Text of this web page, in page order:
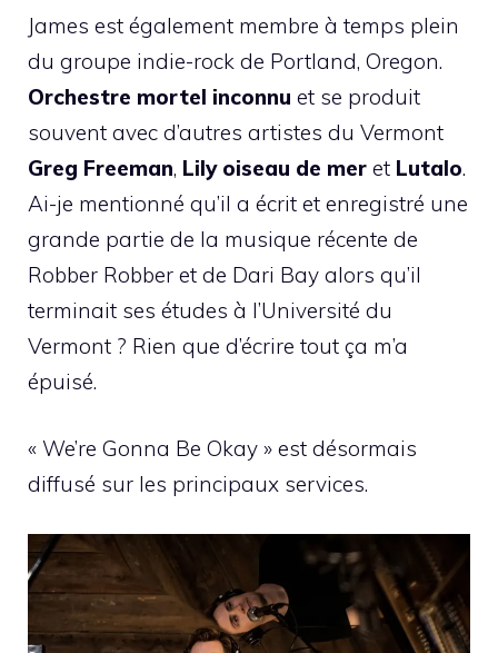
James est également membre à temps plein
du groupe indie-rock de Portland, Oregon.
Orchestre mortel inconnu et se produit
souvent avec d’autres artistes du Vermont
Greg Freeman, Lily oiseau de mer et Lutalo.
Ai-je mentionné qu’il a écrit et enregistré une
grande partie de la musique récente de
Robber Robber et de Dari Bay alors qu’il
terminait ses études à l’Université du
Vermont ? Rien que d’écrire tout ça m’a
épuisé.
« We’re Gonna Be Okay » est désormais
diffusé sur les principaux services.